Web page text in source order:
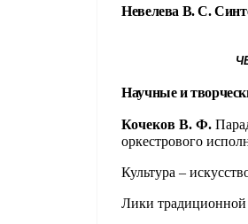
Невелева В. С.
Научные и
Кочеков В. Ф.
оркестрового
Культура –
Лики традиционной